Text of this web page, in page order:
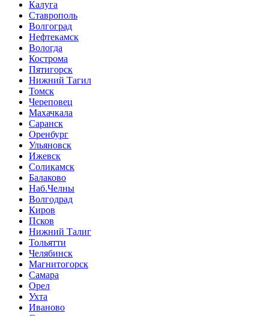
Калуга
Ставрополь
Волгоград
Нефтекамск
Вологда
Кострома
Пятигорск
Нижний Тагил
Томск
Череповец
Махачкала
Саранск
Оренбург
Ульяновск
Ижевск
Соликамск
Балаково
Наб.Челны
Волгодрад
Киров
Псков
Нижний Талиг
Тольятти
Челябинск
Магнитогорск
Самара
Орел
Ухта
Иваново